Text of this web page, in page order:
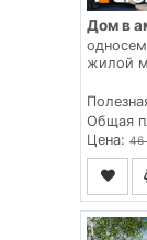
Дом в
жилой
Общая
Цена: 46